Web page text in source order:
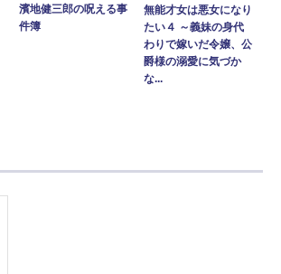
濱地健三郎の呪える事
件簿
無能才女は悪女になり
たい４ ～義妹の身代
わりで嫁いだ令嬢、公
爵様の溺愛に気づか
な...